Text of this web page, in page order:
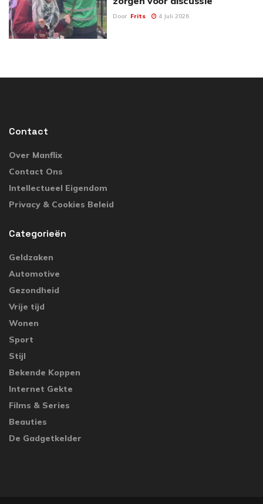
Door Frits 4 Juli 2026
Contact
Over Manflix
Contact Ons
Intellectueel Eigendom
Privacy & Cookies Beleid
Categorieën
Geldzaken
Automotive
Gezondheid
Vrije tijd
Wonen
Sport
Stijl
Bekende Koppen
Internet Gekte
Films & Series
Beauties
De Gadgetkelder